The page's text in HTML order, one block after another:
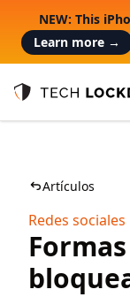
NEW: This
Learn more →
Tech
Artículos
Redes sociales